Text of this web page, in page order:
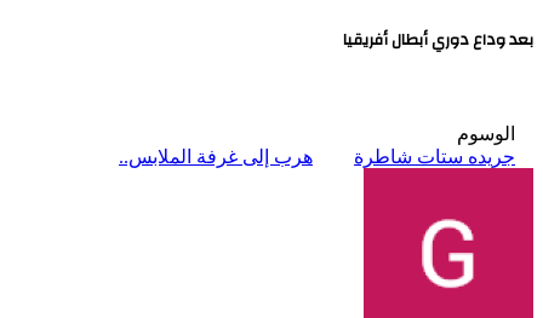
بعد وداع دوري أبطال أفريقيا
الوسوم
جريده ستات شاطرة
هرب إلى غرفة الملابس..